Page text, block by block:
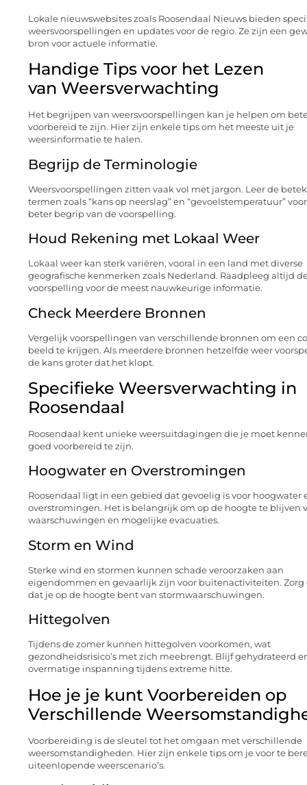
Lokale nieuwswebsites zoals Roosendaal Nieuws bieden
weersvoorspellingen en updates voor de regio. Ze zijn een
bron voor actuele informatie.
Handige Tips voor het Lezen
van Weersverwachting
Het begrijpen van weersvoorspellingen kan je helpen om
voorbereid te zijn. Hier zijn enkele tips om het meeste uit je
weersinformatie te halen.
Begrijp de Terminologie
Weersvoorspellingen zitten vaak vol met jargon. Leer de
termen zoals “kans op neerslag” en “gevoelstemperatuur”
beter begrip van de voorspelling.
Houd Rekening met Lokaal Weer
Lokaal weer kan sterk variëren, vooral in een land met diverse
geografische kenmerken zoals Nederland. Raadpleeg altijd
voorspelling voor de meest nauwkeurige informatie.
Check Meerdere Bronnen
Vergelijk voorspellingen van verschillende bronnen om een
beeld te krijgen. Als meerdere bronnen hetzelfde weer
de kans groter dat het klopt.
Specifieke Weersverwachting in
Roosendaal
Roosendaal kent unieke weersuitdagingen die je moet
goed voorbereid te zijn.
Hoogwater en Overstromingen
Roosendaal ligt in een gebied dat gevoelig is voor hoogwater
overstromingen. Het is belangrijk om op de hoogte te blijven
waarschuwingen en mogelijke evacuaties.
Storm en Wind
Sterke wind en stormen kunnen schade veroorzaken aan
eigendommen en gevaarlijk zijn voor buitenactiviteiten. Zorg
dat je op de hoogte bent van stormwaarschuwingen.
Hittegolven
Tijdens de zomer kunnen hittegolven voorkomen, wat
gezondheidsrisico’s met zich meebrengt. Blijf gehydrateerd
overmatige inspanning tijdens extreme hitte.
Hoe je je kunt Voorbereiden op
Verschillende
Voorbereiding is de sleutel tot het omgaan met verschillende
weersomstandigheden. Hier zijn enkele tips om je voor te
uiteenlopende weerscenario’s.